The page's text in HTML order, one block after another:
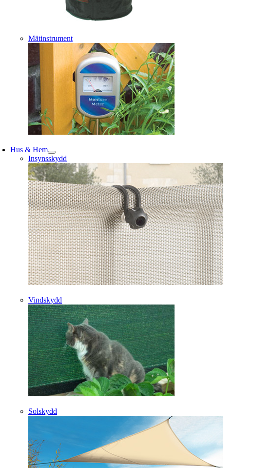
Mätinstrument
Hus & Hem
Insynsskydd
Vindskydd
Solskydd